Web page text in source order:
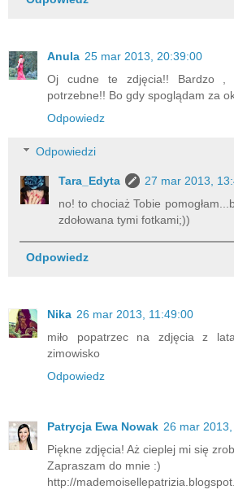
Anula 25 mar 2013, 20:39:00
Oj cudne te zdjęcia!! Bardzo ,
potrzebne!! Bo gdy spoglądam za
Odpowiedz
Odpowiedzi
Tara_Edyta
27 mar 2013,
no! to chociaż Tobie
zdołowana tymi fotkami;))
Odpowiedz
Nika 26 mar 2013, 11:49:00
miło popatrzec na zdjęcia z
zimowisko
Odpowiedz
Patrycja Ewa Nowak 26 mar
Piękne zdjęcia! Aż cieplej mi się
Zapraszam do mnie :)
http://